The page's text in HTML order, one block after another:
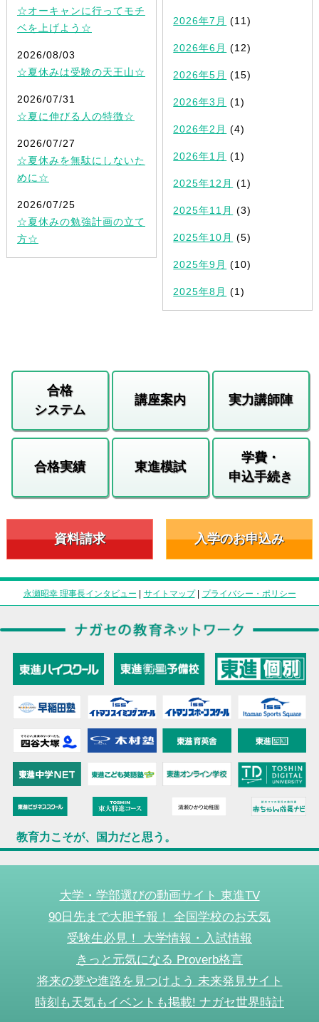
☆オーキャンに行ってモチ
ベを上げよう☆
2026/08/03
☆夏休みは受験の天王山☆
2026/07/31
☆夏に伸びる人の特徴☆
2026/07/27
☆夏休みを無駄にしないた
めに☆
2026/07/25
☆夏休みの勉強計画の立て
方☆
2026年7月 (11)
2026年6月 (12)
2026年5月 (15)
2026年3月 (1)
2026年2月 (4)
2026年1月 (1)
2025年12月 (1)
2025年11月 (3)
2025年10月 (5)
2025年9月 (10)
2025年8月 (1)
合格
システム
講座案内 実力講師陣
合格実績 東進模試
学費・
申込手続き
資料請求 入学のお申込み
永瀬昭幸 理事長インタビュー | サイトマップ| プライバシー・ポリシー
教育力こそが、国力だと思う。
大学・学部選びの動画サイト 東進TV
90日先まで大胆予報！ 全国学校のお天気
受験生必見！ 大学情報・入試情報
きっと元気になる Proverb格言
将来の夢や進路を見つけよう 未来発見サイト
時刻も天気もイベントも掲載! ナガセ世界時計